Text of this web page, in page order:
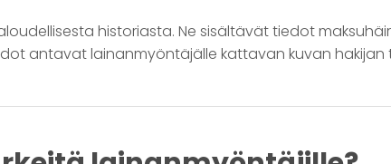
historiasta. Ne sisältävät tiedot
antavat lainanmyöntäjälle kattavan kuvan hakijan